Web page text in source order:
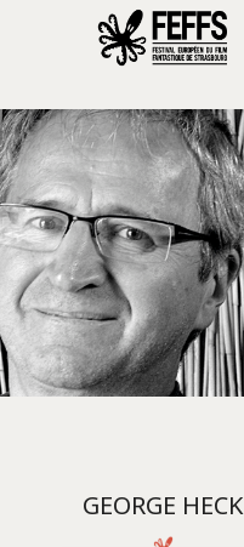
GEORGE HECK